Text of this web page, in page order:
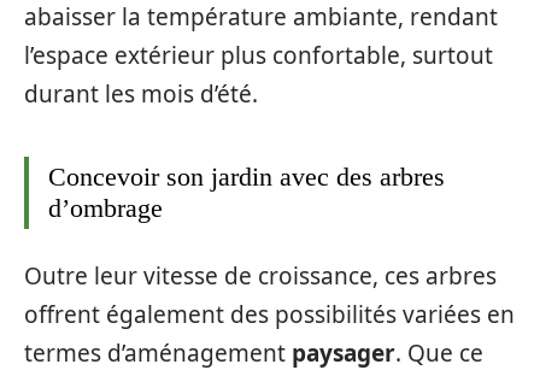
abaisser la température ambiante, rendant
l’espace extérieur plus confortable, surtout
durant les mois d’été.
Concevoir son jardin avec des arbres
d’ombrage
Outre leur vitesse de croissance, ces arbres
offrent également des possibilités variées en
termes d’aménagement paysager. Que ce